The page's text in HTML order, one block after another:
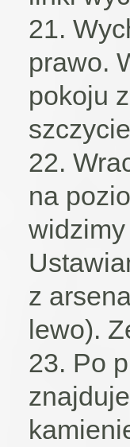
21.
prawo.
pokoju
22.
na
z
lewo).
23. Po